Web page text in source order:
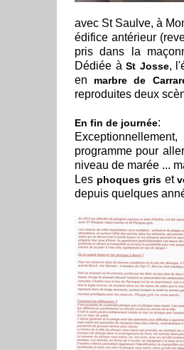
avec St Saulve, à
édifice antérieur
pris dans la
Dédiée àSt Josse,
en marbre de
reproduites deux
En fin de journée:
programme pour
niveau de marée ...
Les phoques gris et
depuis quelques